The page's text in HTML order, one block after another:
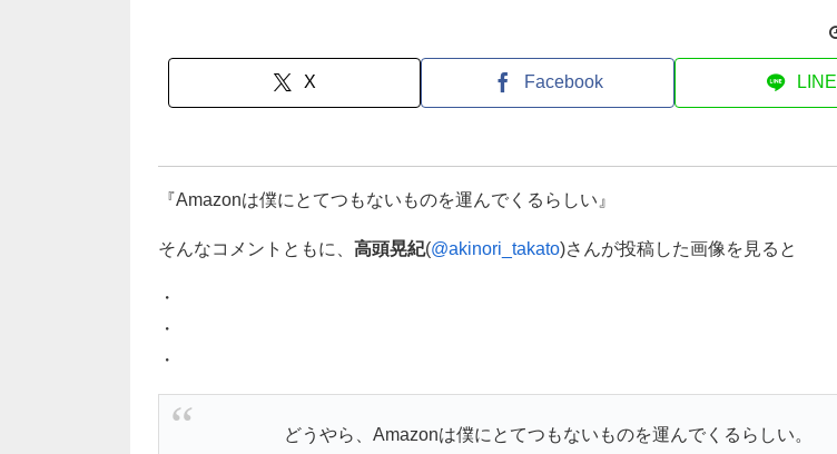
X Facebook LINE
『Amazonは僕にとてつもないものを運んでくるらしい』
そんなコメントともに、 高頭晃紀(@akinori_takato)さんが投稿した画像を見ると
・
・
・
どうやら、Amazonは僕にとてつもないものを運んでくるらしい。